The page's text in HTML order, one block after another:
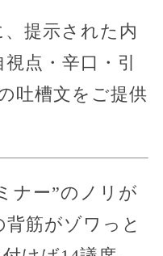
提示された内
点・辛口・引
吐槽文をご提供
ナー”のノリが
筋がゾワっと